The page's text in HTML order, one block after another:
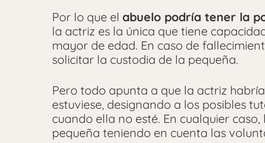
Por lo que el abuelo podría tener la
la actriz es la única que tiene
mayor de edad. En caso de
solicitar la custodia de la pequeña.
Pero todo apunta a que la actriz
estuviese, designando a los posibles
cuando ella no esté. En cualquier
pequeña teniendo en cuenta las